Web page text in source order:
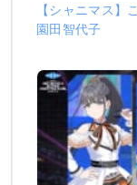
【シャニマス
園田智代子